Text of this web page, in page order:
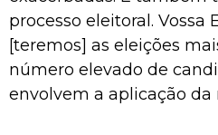
processo eleitoral. Vossa
[teremos] as eleições
número elevado de
envolvem a aplicação da